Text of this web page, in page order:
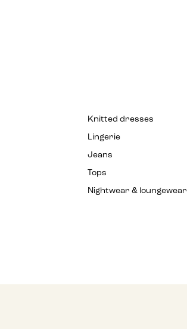
Knitted dresses
Lingerie
Jeans
Tops
Nightwear & loungewear